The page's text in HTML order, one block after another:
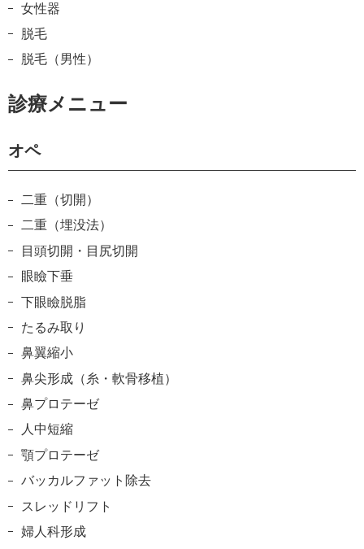
女性器
脱毛
脱毛（男性）
診療メニュー
オペ
二重（切開）
二重（埋没法）
目頭切開・目尻切開
眼瞼下垂
下眼瞼脱脂
たるみ取り
鼻翼縮小
鼻尖形成（糸・軟骨移植）
鼻プロテーゼ
人中短縮
顎プロテーゼ
バッカルファット除去
スレッドリフト
婦人科形成